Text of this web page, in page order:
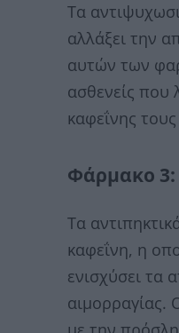
Τα
αλλάξει την
αυτών των
ασθενείς
καφεΐνης
Φάρμακο 3:
Τα
καφεΐνη, η
ενισχύσει τα
αιμορραγίας.